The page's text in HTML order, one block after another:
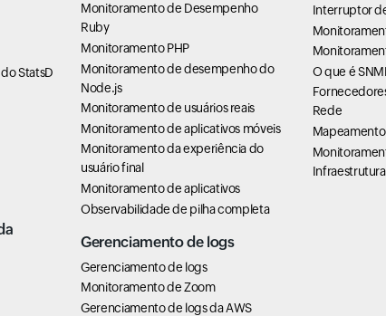
StatsD
Monitoramento de Desempenho
Ruby
Monitoramento PHP
Monitoramento de desempenho do
Node.js
Monitoramento de usuários reais
Monitoramento de aplicativos móveis
Monitoramento da experiência do
usuário final
Monitoramento de aplicativos
Observabilidade de pilha completa
Gerenciamento de logs
Gerenciamento de logs
Monitoramento de Zoom
Gerenciamento de logs da AWS
Interruptor
O que é
Rede
Infraestrutura